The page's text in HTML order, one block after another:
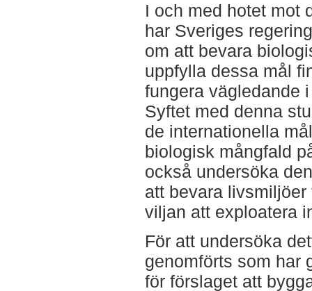
I och med hotet mot
har Sveriges
om att bevara
uppfylla dessa mål
fungera vägledande
Syftet med denna
de internationella
biologisk mångfald
också undersöka
att bevara
viljan att exploatera
För att undersöka
genomförts som har
för förslaget att